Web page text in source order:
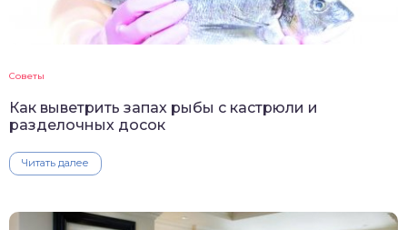
Советы
Как выветрить запах рыбы с кастрюли и
разделочных досок
Читать далее